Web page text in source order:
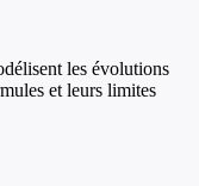
les évolutions
et leurs limites